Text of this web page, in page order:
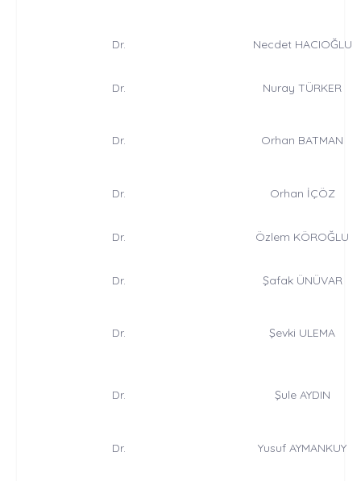
Dr. Necdet HACIOĞLU
Dr. Nuray TÜRKER
Dr. Orhan BATMAN
Dr. Orhan İÇÖZ
Dr. Özlem KÖROĞLU
Dr. Şafak ÜNÜVAR
Dr. Şevki ULEMA
Dr. Şule AYDIN
Dr. Yusuf AYMANKUY